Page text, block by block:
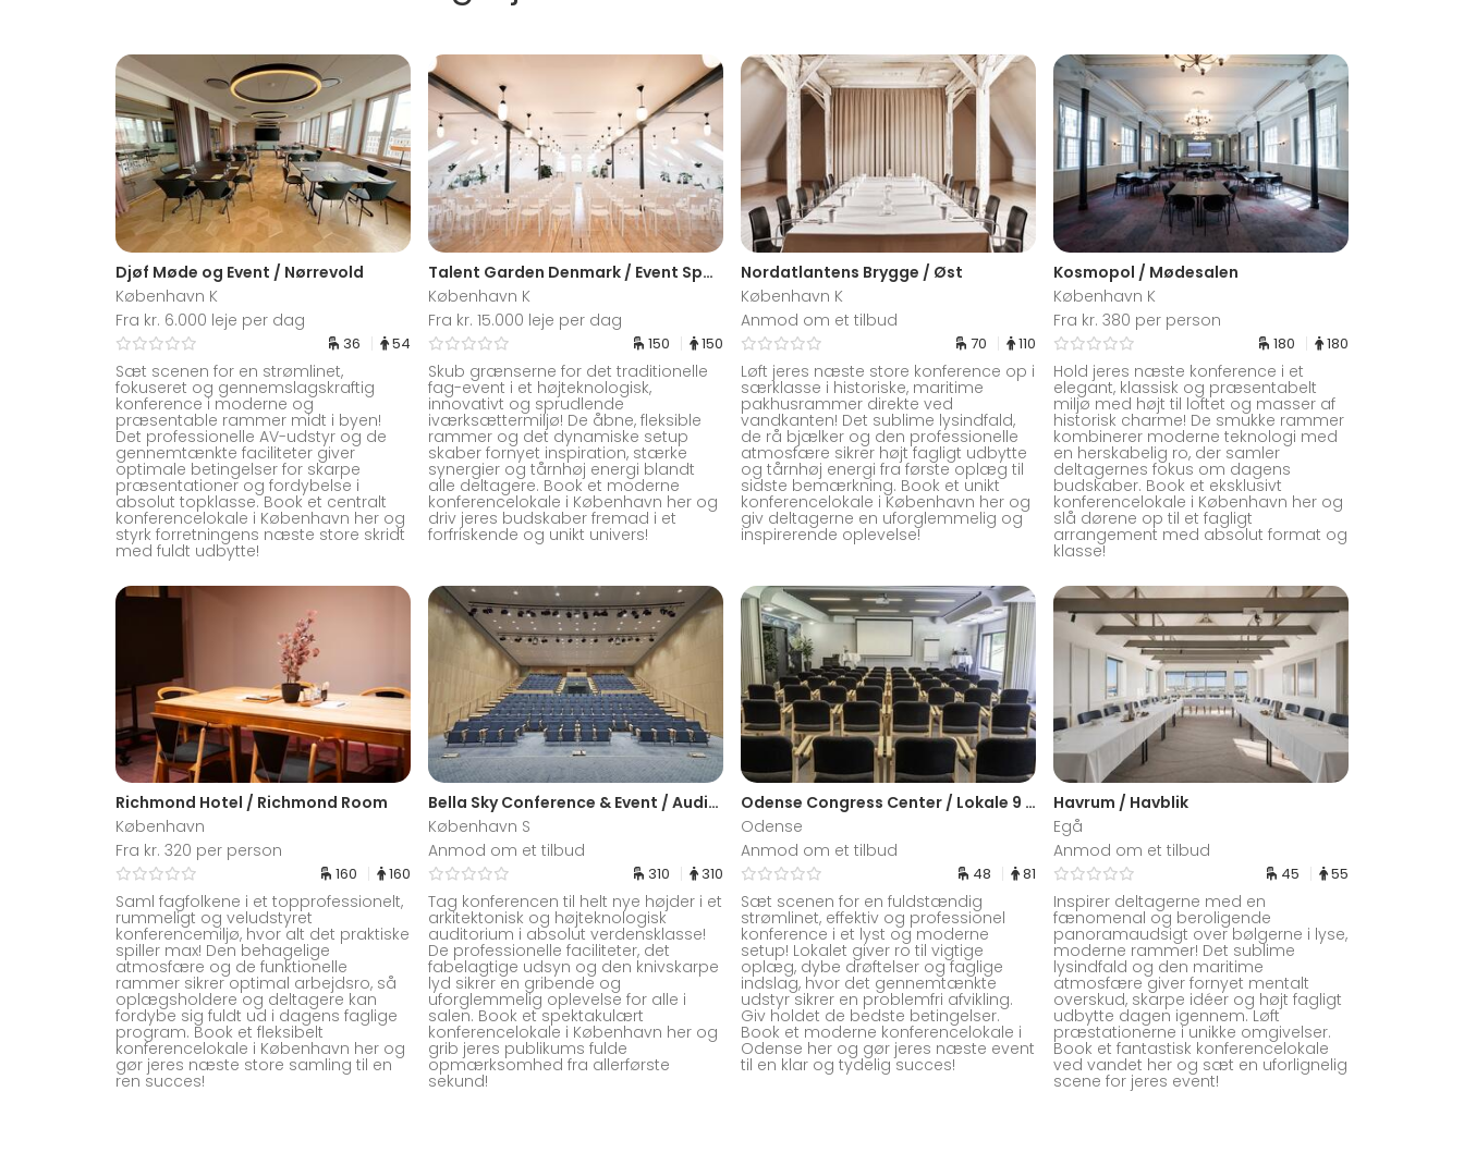
Djøf Møde og Event / Nørrevold
København K
Fra kr. 6.000 leje per dag
36 54
Sæt scenen for en strømlinet,
fokuseret og gennemslagskraftig
konference i moderne og
præsentable rammer midt i byen!
Det professionelle AV-udstyr og de
gennemtænkte faciliteter giver
optimale betingelser for skarpe
præsentationer og fordybelse i
absolut topklasse. Book et centralt
konferencelokale i København her og
styrk forretningens næste store skridt
med fuldt udbytte!
Talent Garden Denmark / Event Space
København K
Fra kr. 15.000 leje per dag
150 150
Skub grænserne for det traditionelle
fag-event i et højteknologisk,
innovativt og sprudlende
iværksættermiljø! De åbne, fleksible
rammer og det dynamiske setup
skaber fornyet inspiration, stærke
synergier og tårnhøj energi blandt
alle deltagere. Book et moderne
konferencelokale i København her og
driv jeres budskaber fremad i et
forfriskende og unikt univers!
Nordatlantens Brygge / Øst
København K
Anmod om et tilbud
70 110
Løft jeres næste store konference op i
særklasse i historiske, maritime
pakhusrammer direkte ved
vandkanten! Det sublime lysindfald,
de rå bjælker og den professionelle
atmosfære sikrer højt fagligt udbytte
og tårnhøj energi fra første oplæg til
sidste bemærkning. Book et unikt
konferencelokale i København her og
giv deltagerne en uforglemmelig og
inspirerende oplevelse!
Kosmopol / Mødesalen
København K
Fra kr. 380 per person
180 180
Hold jeres næste konference i et
elegant, klassisk og præsentabelt
miljø med højt til loftet og masser af
historisk charme! De smukke rammer
kombinerer moderne teknologi med
en herskabelig ro, der samler
deltagernes fokus om dagens
budskaber. Book et eksklusivt
konferencelokale i København her og
slå dørene op til et fagligt
arrangement med absolut format og
klasse!
Richmond Hotel / Richmond Room
København
Fra kr. 320 per person
160 160
Saml fagfolkene i et topprofessionelt,
rummeligt og veludstyret
konferencemiljø, hvor alt det praktiske
spiller max! Den behagelige
atmosfære og de funktionelle
rammer sikrer optimal arbejdsro, så
oplægsholdere og deltagere kan
fordybe sig fuldt ud i dagens faglige
program. Book et fleksibelt
konferencelokale i København her og
gør jeres næste store samling til en
ren succes!
Bella Sky Conference & Event / Auditorium
København S
Anmod om et tilbud
310 310
Tag konferencen til helt nye højder i et
arkitektonisk og højteknologisk
auditorium i absolut verdensklasse!
De professionelle faciliteter, det
fabelagtige udsyn og den knivskarpe
lyd sikrer en gribende og
uforglemmelig oplevelse for alle i
salen. Book et spektakulært
konferencelokale i København her og
grib jeres publikums fulde
opmærksomhed fra allerførste
sekund!
Odense Congress Center / Lokale 9 + 10
Odense
Anmod om et tilbud
48 81
Sæt scenen for en fuldstændig
strømlinet, effektiv og professionel
konference i et lyst og moderne
setup! Lokalet giver ro til vigtige
oplæg, dybe drøftelser og faglige
indslag, hvor det gennemtænkte
udstyr sikrer en problemfri afvikling.
Giv holdet de bedste betingelser.
Book et moderne konferencelokale i
Odense her og gør jeres næste event
til en klar og tydelig succes!
Havrum / Havblik
Egå
Anmod om et tilbud
45 55
Inspirer deltagerne med en
fænomenal og beroligende
panoramaudsigt over bølgerne i lyse,
moderne rammer! Det sublime
lysindfald og den maritime
atmosfære giver fornyet mentalt
overskud, skarpe idéer og højt fagligt
udbytte dagen igennem. Løft
præstationerne i unikke omgivelser.
Book et fantastisk konferencelokale
ved vandet her og sæt en uforlignelig
scene for jeres event!